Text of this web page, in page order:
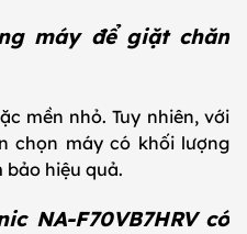
máy để giặt chăn
mền nhỏ. Tuy nhiên, với
chọn máy có khối lượng
bảo hiệu quả.
NA-F70VB7HRV có